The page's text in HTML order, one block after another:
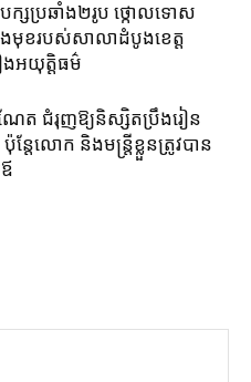
ក្ស​ប្រឆាំង​២​រូប ថ្កោលទោស​
មុខ​របស់​សាលាដំបូង​ខេត្ត​
ង​អយុត្តិធម៌
ត ជំរុញ​ឱ្យ​និស្សិត​ប្រឹងរៀន​
ន្តែ​លោក និង​មន្ត្រី​​ខ្លួន​ត្រូវ​បាន​